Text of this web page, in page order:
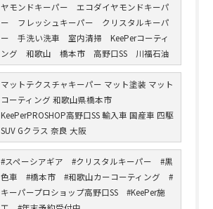
ヤモンドキーパー エコダイヤモンドキーパ
ー フレッシュキーパー クリスタルキーパ
ー 手洗い洗車 室内清掃 KeePerコーティ
ング 和歌山 橋本市 高野口SS 川福石油
マットテクスチャキーパー マット塗装 マット
コーティング 和歌山県橋本市
KeePerPROSHOP高野口SS 輸入車 国産車 四駆
SUV Gクラス 奈良 大阪
#スペーシアギア #クリスタルキーパー #黒
色車 #橋本市 #和歌山カーコーティング #
キーパープロショップ高野口SS #KeePer施